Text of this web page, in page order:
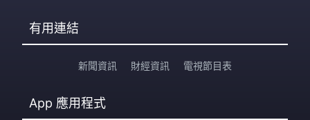
有用連結
新聞資訊 財經資訊 電視節目表
App 應用程式